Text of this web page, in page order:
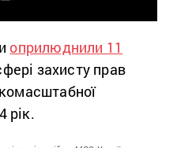
оприлюднили 11
захисту прав
рік.